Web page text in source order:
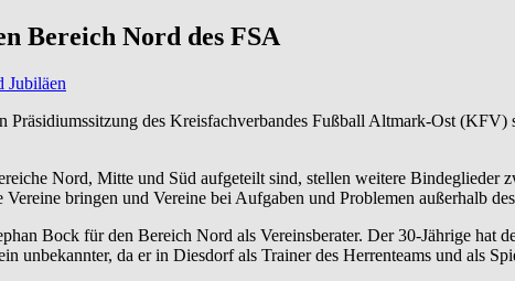
Bereich Nord des FSA
Jubiläen
des Kreisfachverbandes Fußball Altmark-Ost
Nord, Mitte und Süd aufgeteilt sind, stellen weitere Bindeglieder
bringen und Vereine bei Aufgaben und Problemen außerhalb
Bock für den Bereich Nord als Vereinsberater. Der 30-Jährige hat
unbekannter, da er in Diesdorf als Trainer des Herrenteams und als